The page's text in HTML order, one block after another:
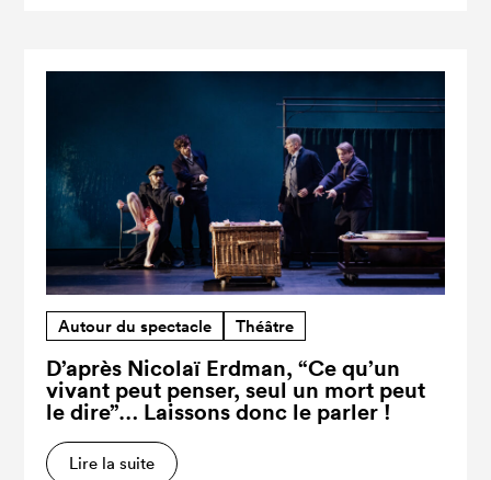
Autour du spectacle Théâtre
D’après Nicolaï Erdman, “Ce qu’un
vivant peut penser, seul un mort peut
le dire”… Laissons donc le parler !
Lire la suite